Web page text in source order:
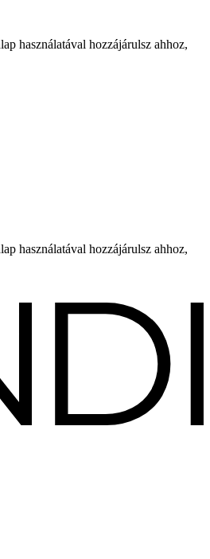
használatával hozzájárulsz ahhoz,
használatával hozzájárulsz ahhoz,